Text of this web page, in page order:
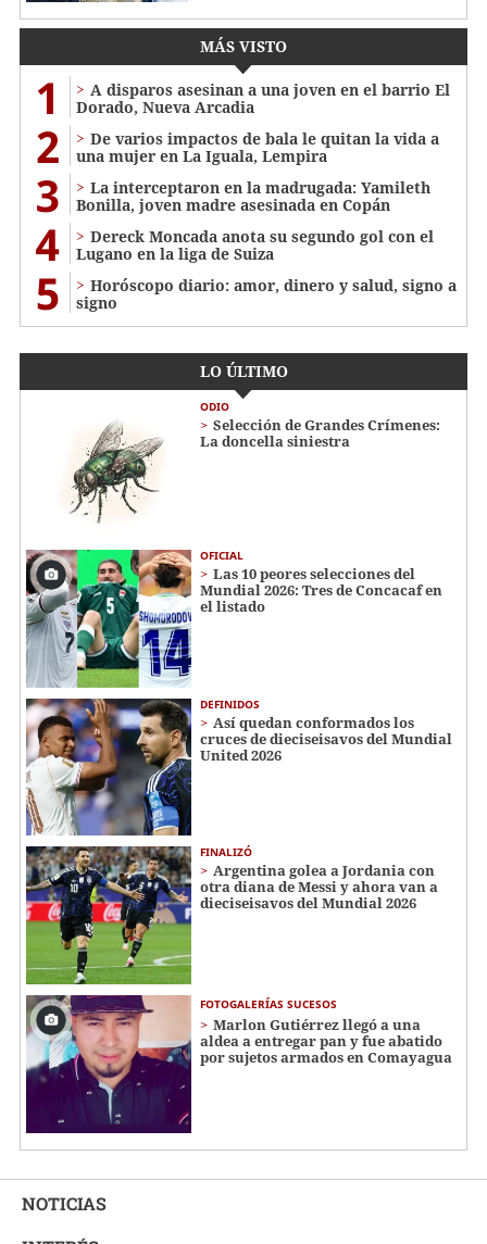
MÁS VISTO
1
A disparos asesinan a una joven en el barrio El
Dorado, Nueva Arcadia
2
De varios impactos de bala le quitan la vida a
una mujer en La Iguala, Lempira
3
La interceptaron en la madrugada: Yamileth
Bonilla, joven madre asesinada en Copán
4
Dereck Moncada anota su segundo gol con el
Lugano en la liga de Suiza
5
Horóscopo diario: amor, dinero y salud, signo a
signo
LO ÚLTIMO
ODIO
Selección de Grandes Crímenes:
La doncella siniestra
OFICIAL
Las 10 peores selecciones del
Mundial 2026: Tres de Concacaf en
el listado
DEFINIDOS
Así quedan conformados los
cruces de dieciseisavos del Mundial
United 2026
FINALIZÓ
Argentina golea a Jordania con
otra diana de Messi y ahora van a
dieciseisavos del Mundial 2026
FOTOGALERÍAS SUCESOS
Marlon Gutiérrez llegó a una
aldea a entregar pan y fue abatido
por sujetos armados en Comayagua
NOTICIAS